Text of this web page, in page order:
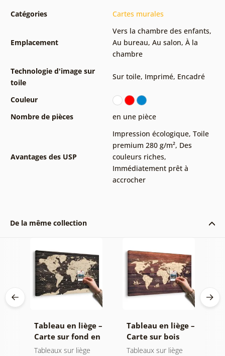
Catégories Cartes murales
Emplacement
Vers la chambre des enfants,
Au bureau, Au salon, À la
chambre
Technologie d'image sur
toile
Sur toile, Imprimé, Encadré
Couleur
Nombre de pièces
en une pièce
Avantages des USP
Impression écologique, Toile
premium 280 g/m², Des
couleurs riches,
Immédiatement prêt à
accrocher
De la même collection
Tableau en liège –
Carte sur fond en
bois
Tableaux sur liège
Tableau en liège –
Carte sur bois
Tableaux sur liège